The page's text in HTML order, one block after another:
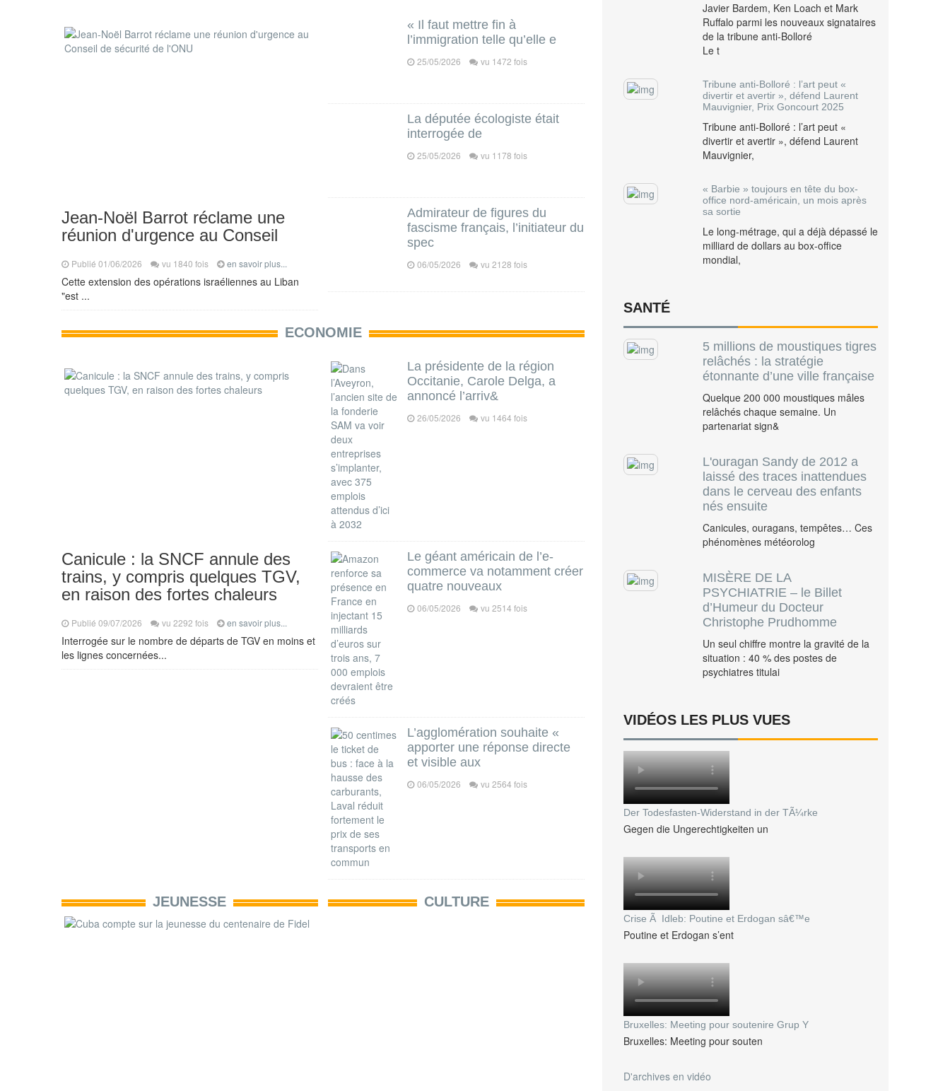
Jean-Noël Barrot réclame une
réunion d'urgence au Conseil
Publié 01/06/2026 vu 1840 fois en savoir plus...
Cette extension des opérations israéliennes au Liban
"est ...
« Il faut mettre fin à
l’immigration telle qu’elle e
25/05/2026 vu 1472 fois
La députée écologiste était
interrogée de
25/05/2026 vu 1178 fois
Admirateur de figures du
fascisme français, l’initiateur du
spec
06/05/2026 vu 2128 fois
ECONOMIE
Canicule : la SNCF annule des
trains, y compris quelques TGV,
en raison des fortes chaleurs
Publié 09/07/2026 vu 2292 fois en savoir plus...
Interrogée sur le nombre de départs de TGV en moins et
les lignes concernées...
La présidente de la région
Occitanie, Carole Delga, a
annoncé l’arriv&
26/05/2026 vu 1464 fois
Le géant américain de l’e-
commerce va notamment créer
quatre nouveaux
06/05/2026 vu 2514 fois
L’agglomération souhaite «
apporter une réponse directe
et visible aux
06/05/2026 vu 2564 fois
JEUNESSE CULTURE
Javier Bardem, Ken Loach et Mark
Ruffalo parmi les nouveaux signataires
de la tribune anti-Bolloré
Le t
Tribune anti-Bolloré : l’art peut «
divertir et avertir », défend Laurent
Mauvignier, Prix Goncourt 2025
Tribune anti-Bolloré : l’art peut «
divertir et avertir », défend Laurent
Mauvignier,
« Barbie » toujours en tête du box-
office nord-américain, un mois après
sa sortie
Le long-métrage, qui a déjà dépassé le
milliard de dollars au box-office
mondial,
SANTÉ
5 millions de moustiques tigres
relâchés : la stratégie
étonnante d’une ville française
Quelque 200 000 moustiques mâles
relâchés chaque semaine. Un
partenariat sign&
L'ouragan Sandy de 2012 a
laissé des traces inattendues
dans le cerveau des enfants
nés ensuite
Canicules, ouragans, tempêtes… Ces
phénomènes météorolog
MISÈRE DE LA
PSYCHIATRIE – le Billet
d’Humeur du Docteur
Christophe Prudhomme
Un seul chiffre montre la gravité de la
situation : 40 % des postes de
psychiatres titulai
VIDÉOS LES PLUS VUES
Der Todesfasten-Widerstand in der TÃ¼rke
Gegen die Ungerechtigkeiten un
Crise Ã Idleb: Poutine et Erdogan sâ€™e
Poutine et Erdogan s’ent
Bruxelles: Meeting pour soutenire Grup Y
Bruxelles: Meeting pour souten
D'archives en vidéo